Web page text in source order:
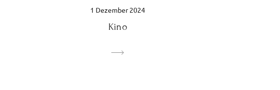
1 Dezember 2024
Kino